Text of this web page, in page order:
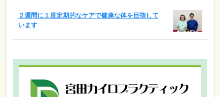
２週間に１度定期的なケアで健康な体を目指して
います